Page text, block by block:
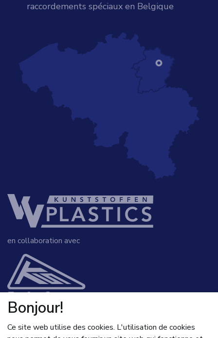
raccordements spéciaux en Belgique
en collaboration avec
INFO@VV-PLASTICS.BE
Bonjour!
Ce site web utilise des cookies. L'utilisation de cookies